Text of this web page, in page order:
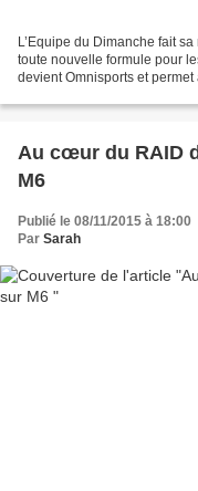
L’Equipe du Dimanche fait
toute nouvelle formule pour
devient Omnisports et permet
Au cœur du RAID
M6
Publié le 08/11/2015 à 18:00
Par Sarah